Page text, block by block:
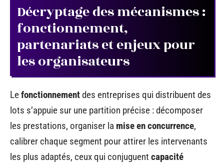
Décryptage des mécanismes :
fonctionnement,
partenariats et enjeux pour
les organisateurs
Lefonctionnementdes entreprises qui distribuent des
lots s’appuie sur une partition précise : décomposer
les prestations, organiser la mise en concurrence,
calibrer chaque segment pour attirer les intervenants
les plus adaptés, ceux qui conjuguent capacité